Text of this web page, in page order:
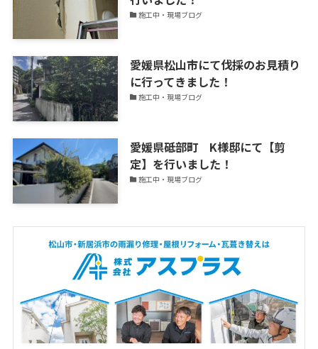
施工中・現場ブログ
愛媛県松山市にて伐採のお見積り
に行ってきました！
施工中・現場ブログ
愛媛県砥部町 K様邸にて【剪
定】を行いました！
施工中・現場ブログ